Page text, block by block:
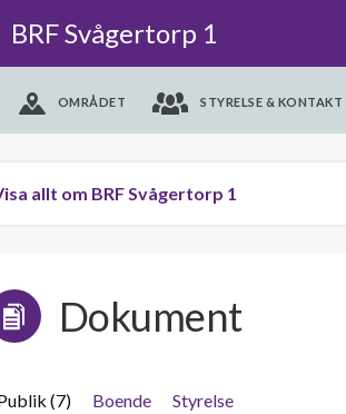
BRF Svågertorp 1
OMRÅDET STYRELSE & KONTAKT
allt om BRF Svågertorp 1
Dokument
(7) Boende
Styrelse